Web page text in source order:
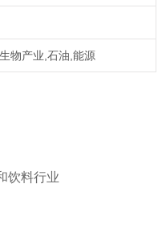
物产业,石油,能源
饮料行业